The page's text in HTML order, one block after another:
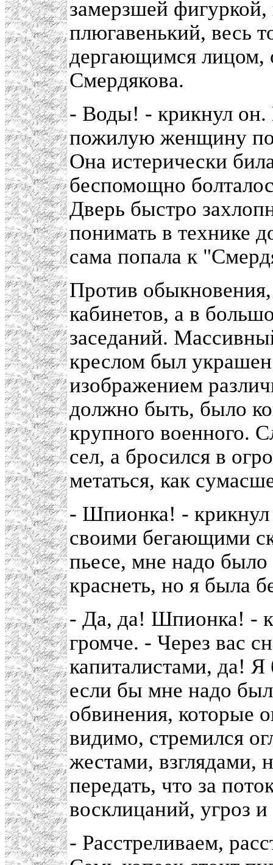
замерзшей
плюгавенький, весь
дергающимся лицом,
Смердякова.
- Воды! - крикнул он.
пожилую женщину
Она истерически
беспомощно
Дверь быстро
понимать в технике
сама попала к
Против
кабинетов, а в
заседаний.
креслом был
изображением
должно быть, было
крупного военного.
сел, а бросился в
метаться, как
- Шпионка! - крикнул
своими бегающими
пьесе, мне надо
краснеть, но я была
- Да, да! Шпионка! -
громче. - Через вас
капиталистами, да!
если бы мне надо
обвинения, которые
видимо, стремился
жестами, взглядами,
передать, что за
восклицаний, угроз
- Расстреливаем,